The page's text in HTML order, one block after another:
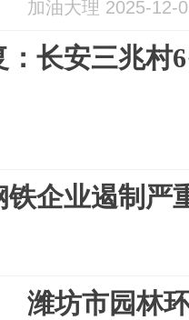
加油大理 2025-12-
长安三兆村
企业遏制严
潍坊市园林